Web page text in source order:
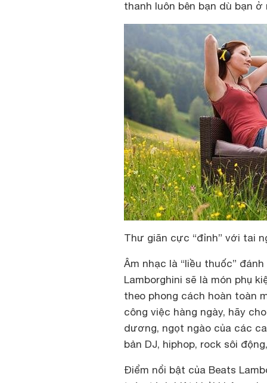
thanh luôn bên bạn dù bạn ở
Thư giãn cực “đỉnh” với tai
Âm nhạc là “liều thuốc”
Lamborghini sẽ là món phụ
theo phong cách hoàn toàn
công việc hàng ngày, hãy
dương, ngọt ngào của các
bản DJ, hiphop, rock sôi
Điểm nổi bật của Beats